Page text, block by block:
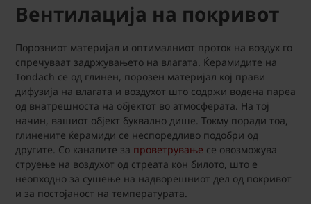
Вентилација на покривот
Порозниот материјал и оптималниот проток на воздух го
спречуваат задржувањето на влагата. Ќерамидите на
Tondach се од глинен, порозен материјал кој прави
дифузија на влагата и воздухот што содржи водена пареа
од внатрешноста на објектот во атмосферата. На тој
начин, вашиот објект буквално дише. Токму поради тоа,
глинените ќерамиди се неспоредливо подобри од
другите. Со каналите за проветрување се овозможува
струење на воздухот од стреата кон билото, што е
неопходно за сушење на надворешниот дел од покривот
и за постојаност на температурата.